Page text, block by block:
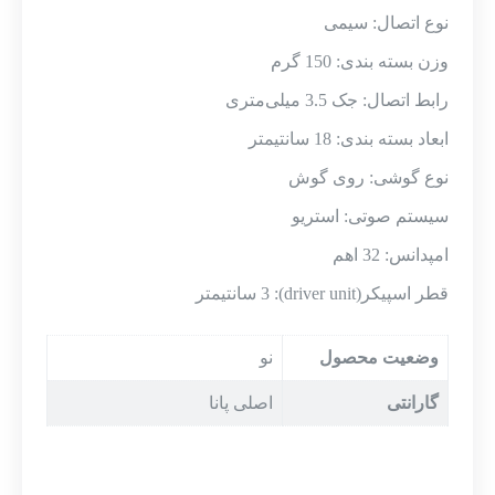
نوع اتصال: سیمی
وزن بسته بندی: 150 گرم
رابط اتصال: جک 3.5 میلی‌متری
ابعاد بسته بندی: 18 سانتیمتر
نوع گوشی: روی گوش
سیستم صوتی: استریو
امپدانس: 32 اهم
قطر اسپیکر(driver unit): 3 سانتیمتر
وضعیت محصول نو
گارانتی اصلی پانا